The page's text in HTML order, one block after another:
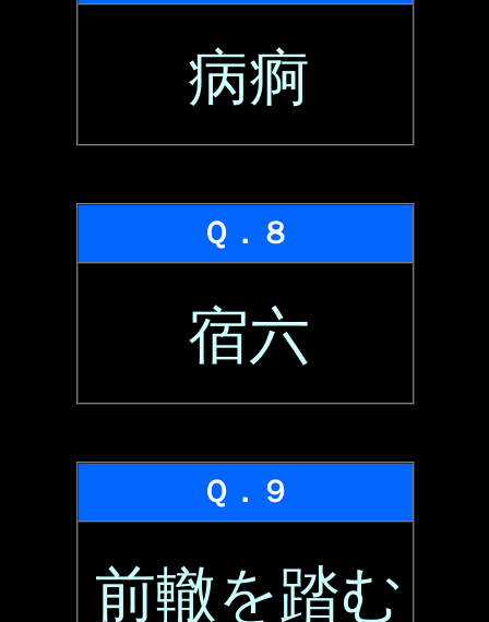
病痾
Ｑ．８
宿六
Ｑ．９
前轍を踏む